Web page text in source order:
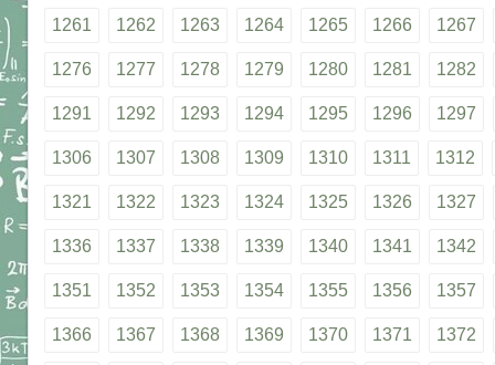
1261 1262 1263 1264 1265 1266 1267
1276 1277 1278 1279 1280 1281 1282
1291 1292 1293 1294 1295 1296 1297
1306 1307 1308 1309 1310 1311 1312
1321 1322 1323 1324 1325 1326 1327
1336 1337 1338 1339 1340 1341 1342
1351 1352 1353 1354 1355 1356 1357
1366 1367 1368 1369 1370 1371 1372